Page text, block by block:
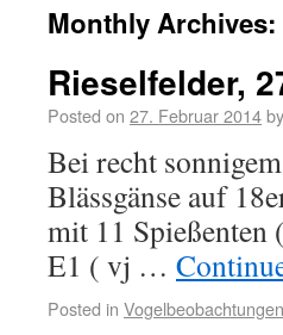
Monthly Archives:
Rieselfelder,
Posted on 27. Februar 2014by
Bei recht
Blässgänse auf
mit 11 Spießenten
E1 ( vj …
Posted in Vogelbeobachtungen